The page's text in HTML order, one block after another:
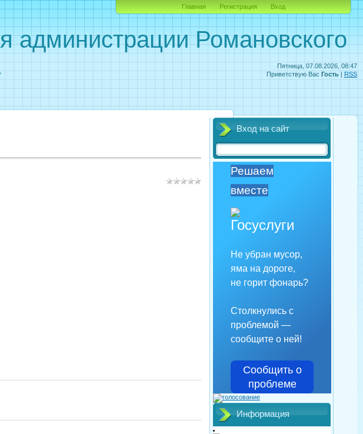
Пятница, 07.08.2026, 08:47
администрации Романовского
Приветствую Вас Гость | RSS
Главная Регистрация Вход
Вход на сайт
Решаем
вместе
Не убран мусор,
яма на дороге,
не горит фонарь?
Столкнулись с
проблемой —
сообщите о ней!
Сообщить о
проблеме
Информация